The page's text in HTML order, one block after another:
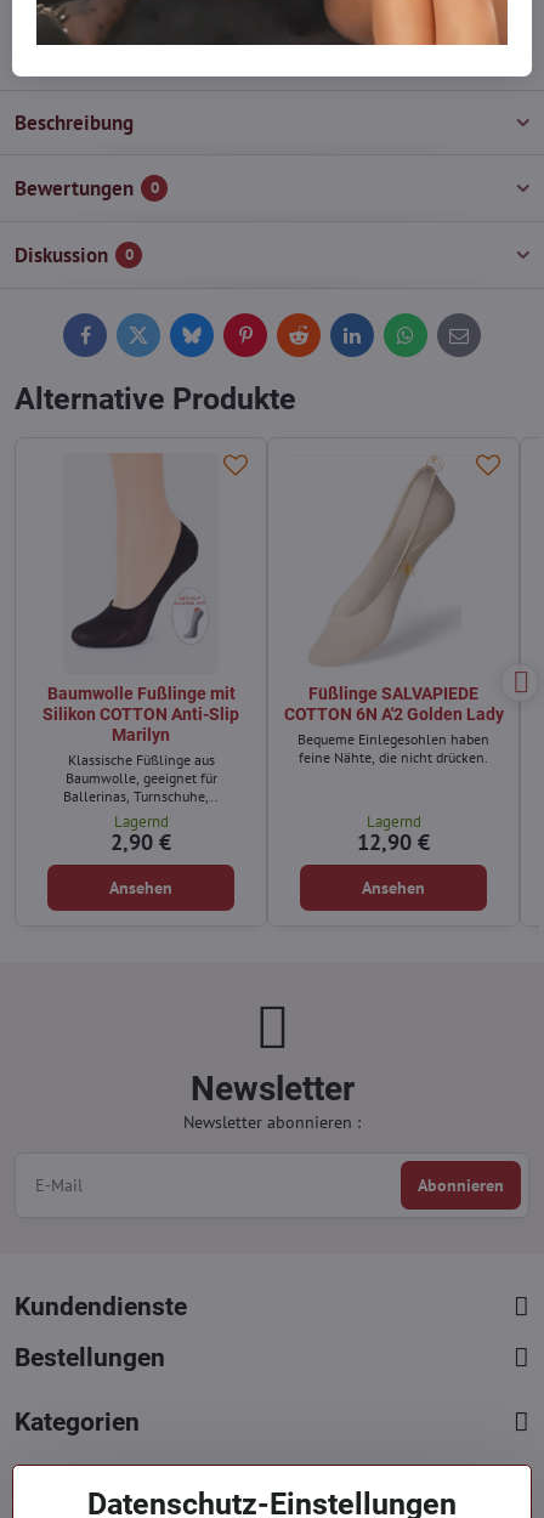
info​@everlady​.eu
Beschreibung
Bewertungen 0
Diskussion 0
FacebookTwitterBlueskyPinterestReddit LinkedInWhatsApp
E-
mail
Alternative Produkte
Baumwolle Fußlinge mit
Silikon COTTON Anti-Slip
Marilyn
Klassische Füßlinge aus
Baumwolle, geeignet für
Ballerinas, Turnschuhe,..
Lagernd
2,90 €
Ansehen
Füßlinge SALVAPIEDE
COTTON 6N A'2 Golden Lady
Bequeme Einlegesohlen haben
feine Nähte, die nicht drücken.
Lagernd
12,90 €
Ansehen
Newsletter
Newsletter abonnieren :
Abonnieren
Kundendienste
Bestellungen
Kategorien
KontakteDatenschutz-Einstellungen